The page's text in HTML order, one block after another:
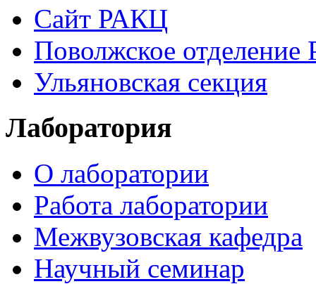
Сайт РАКЦ
Поволжское
Ульяновская секция
Лаборатория
О лаборатории
Работа лаборатории
Межвузовская кафедра
Научный семинар